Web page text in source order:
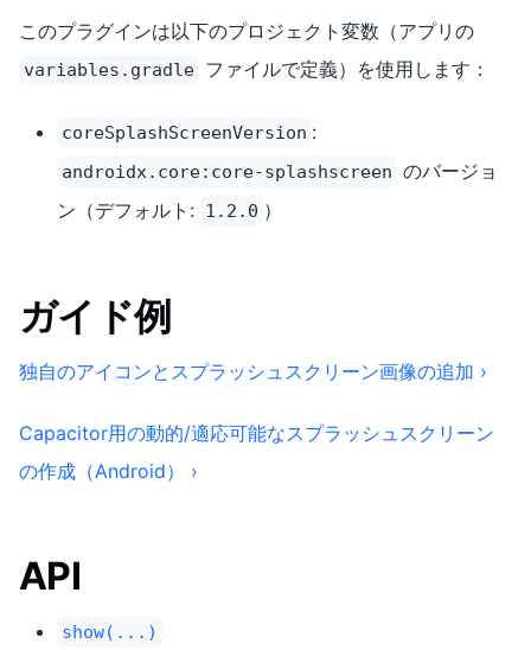
このプラグインは以下のプロジェクト変数（アプリの
variables.gradle ファイルで定義）を使用します：
coreSplashScreenVersion :
androidx.core:core-splashscreen のバージョ
ン（デフォルト: 1.2.0 ）
ガイド例
独自のアイコンとスプラッシュスクリーン画像の追加 ›
Capacitor用の動的/適応可能なスプラッシュスクリーン
の作成（Android） ›
API
show(...)